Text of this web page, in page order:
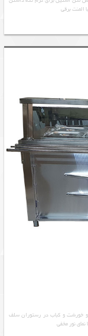
المنت برقی
و خورشت و کباب در رستوران سلف
نور مخفی